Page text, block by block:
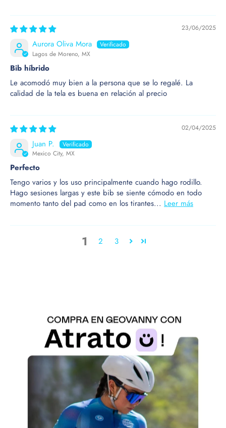
23/06/2025
Aurora Oliva Mora
Lagos de Moreno, MX
Bib híbrido
Le acomodó muy bien a la persona que se lo regalé. La
calidad de la tela es buena en relación al precio
02/04/2025
Juan P.
Mexico City, MX
Perfecto
Tengo varios y los uso principalmente cuando hago rodillo.
Hago sesiones largas y este bib se siente cómodo en todo
momento tanto del pad como en los tirantes... Leer más
1 2 3